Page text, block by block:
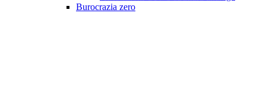
Burocrazia zero